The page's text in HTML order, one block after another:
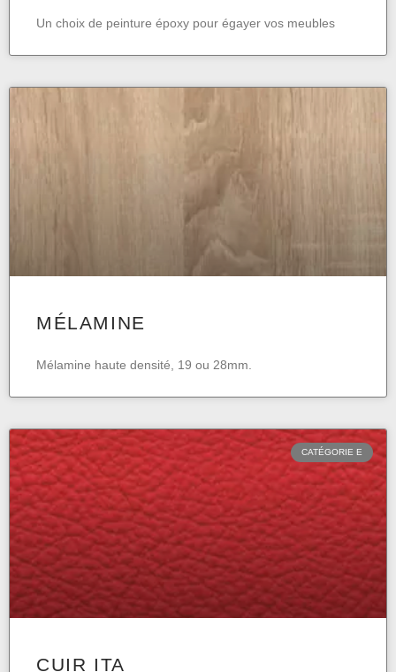
Un choix de peinture époxy pour égayer vos meubles
MÉLAMINE
Mélamine haute densité, 19 ou 28mm.
CATÉGORIE E
CUIR ITA